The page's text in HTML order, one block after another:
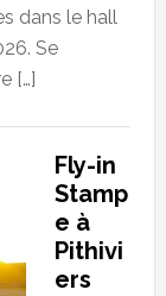
dans le hall
Se
[…]
Fly-in
Stamp
e à
Pithivi
ers